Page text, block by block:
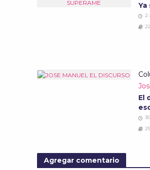
Ya
2
El
Agregar comentario